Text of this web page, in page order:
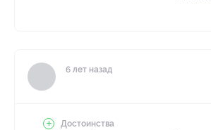
6 лет назад
Достоинства